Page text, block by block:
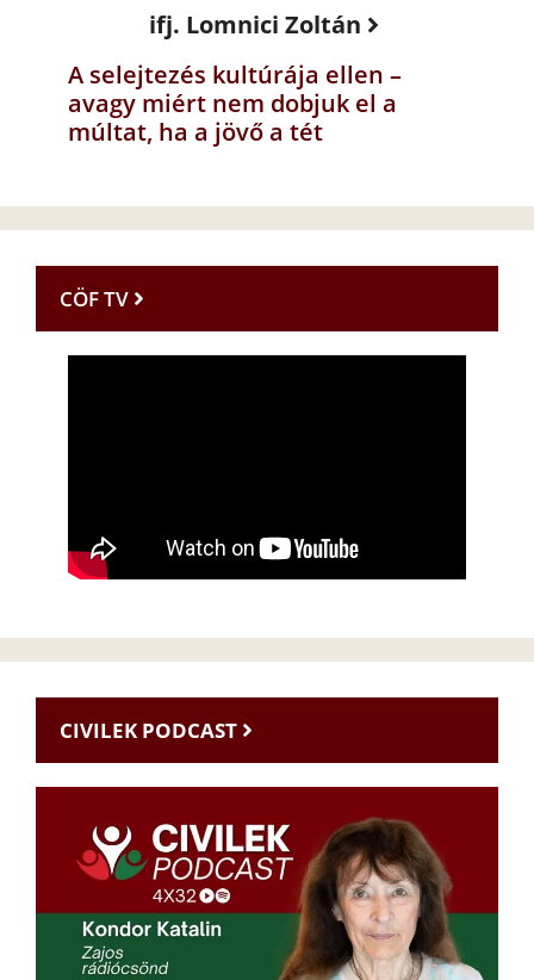
ifj. Lomnici Zoltán
A selejtezés kultúrája ellen –
avagy miért nem dobjuk el a
múltat, ha a jövő a tét
CÖF TV
CIVILEK PODCAST